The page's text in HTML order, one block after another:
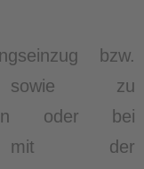
bzw.
zu
oder bei
mit der